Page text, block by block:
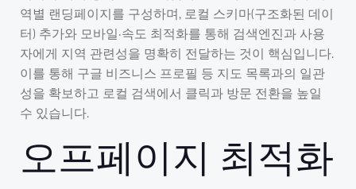
역별 랜딩페이지를 구성하며, 로컬 스키마(구조화된 데이
터) 추가와 모바일·속도 최적화를 통해 검색엔진과 사용
자에게 지역 관련성을 명확히 전달하는 것이 핵심입니다.
이를 통해 구글 비즈니스 프로필 등 지도 목록과의 일관
성을 확보하고 로컬 검색에서 클릭과 방문 전환을 높일
수 있습니다.
오프페이지 최적화